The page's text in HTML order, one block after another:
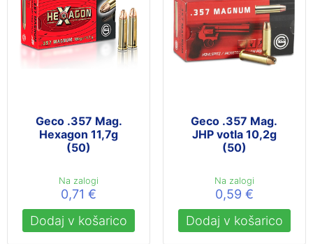
Geco .357 Mag.
Hexagon 11,7g
(50)
Na zalogi
0,71€
Dodaj v košarico
Geco .357 Mag.
JHP votla 10,2g
(50)
Na zalogi
0,59 €
Dodaj v košarico